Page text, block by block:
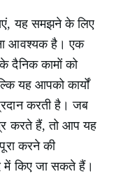
यह समझने के लिए
आवश्यक है। एक
दैनिक कामों को
यह आपको कार्यों
करती है। जब
करते हैं, तो आप यह
करने की
में किए जा सकते हैं।